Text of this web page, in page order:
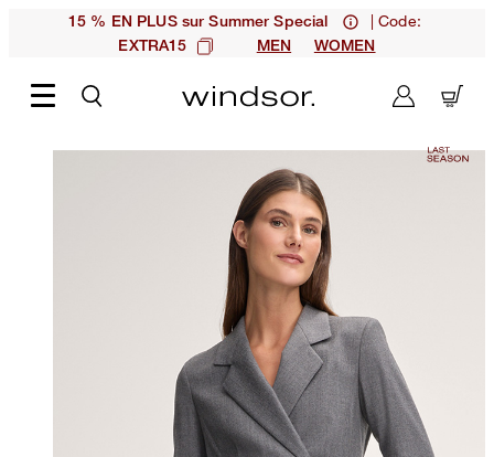
15 % EN PLUS sur Summer Special | Code:
EXTRA15 MEN WOMEN